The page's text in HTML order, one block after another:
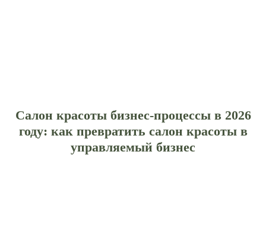
Салон красоты бизнес-процессы в 2026
году: как превратить салон красоты в
управляемый бизнес